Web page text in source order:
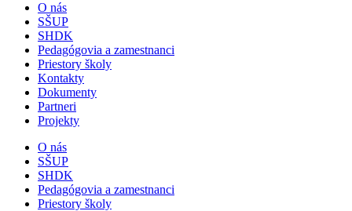
O nás
SŠUP
SHDK
Pedagógovia a zamestnanci
Priestory školy
Kontakty
Dokumenty
Partneri
Projekty
O nás
SŠUP
SHDK
Pedagógovia a zamestnanci
Priestory školy